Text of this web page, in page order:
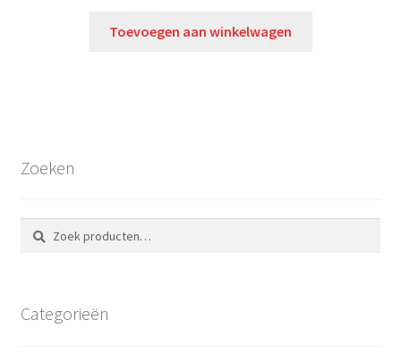
Toevoegen aan winkelwagen
Zoeken
Zoeken
naar:
Zoeken
Categorieën